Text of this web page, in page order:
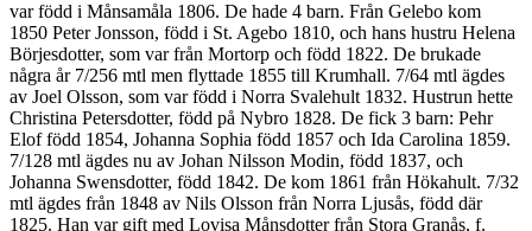
var född i Månsamåla 1806. De hade 4 barn. Från Gelebo kom
1850 Peter Jonsson, född i St. Agebo 1810, och hans hustru Helena
Börjesdotter, som var från Mortorp och född 1822. De brukade
några år 7/256 mtl men flyttade 1855 till Krumhall. 7/64 mtl ägdes
av Joel Olsson, som var född i Norra Svalehult 1832. Hustrun hette
Christina Petersdotter, född på Nybro 1828. De fick 3 barn: Pehr
Elof född 1854, Johanna Sophia född 1857 och Ida Carolina 1859.
7/128 mtl ägdes nu av Johan Nilsson Modin, född 1837, och
Johanna Swensdotter, född 1842. De kom 1861 från Hökahult. 7/32
mtl ägdes från 1848 av Nils Olsson från Norra Ljusås, född där
1825. Han var gift med Lovisa Månsdotter från Stora Granås, f.